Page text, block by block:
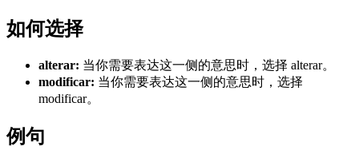
如何选择
alterar: 当你需要表达这一侧的意思时，选择 alterar。
modificar: 当你需要表达这一侧的意思时，选择
modificar。
例句